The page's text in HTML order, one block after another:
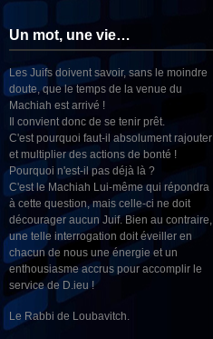
Un mot, une vie…
Les Juifs doivent savoir, sans le moindre
doute, que le temps de la venue du
Machiah est arrivé !
Il convient donc de se tenir prêt.
C'est pourquoi faut-il absolument rajouter
et multiplier des actions de bonté !
Pourquoi n'est-il pas déjà là ?
C'est le Machiah Lui-même qui répondra
à cette question, mais celle-ci ne doit
décourager aucun Juif. Bien au contraire,
une telle interrogation doit éveiller en
chacun de nous une énergie et un
enthousiasme accrus pour accomplir le
service de D.ieu !
Le Rabbi de Loubavitch.